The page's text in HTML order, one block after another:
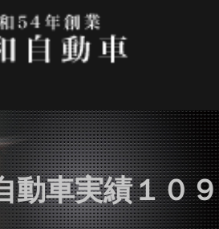
動車実績１０９